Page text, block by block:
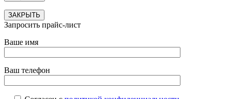
ЗАКРЫТЬ
Запросить прайс-лист
Ваше имя
Ваш телефон